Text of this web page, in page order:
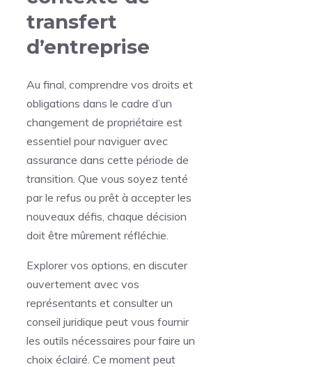
transfert
d’entreprise
Au final, comprendre vos droits et
obligations dans le cadre d’un
changement de propriétaire est
essentiel pour naviguer avec
assurance dans cette période de
transition. Que vous soyez tenté
par le refus ou prêt à accepter les
nouveaux défis, chaque décision
doit être mûrement réfléchie.
Explorer vos options, en discuter
ouvertement avec vos
représentants et consulter un
conseil juridique peut vous fournir
les outils nécessaires pour faire un
choix éclairé. Ce moment peut